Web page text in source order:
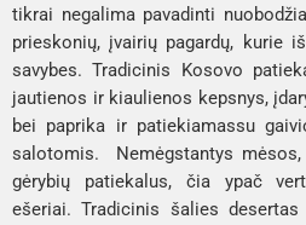
tikrai negalima pavadinti
prieskonių, įvairių pagardų, kurie
savybes. Tradicinis Kosovo
jautienos ir kiaulienos kepsnys,
bei paprika ir patiekiamassu
salotomis. Nemėgstantys
gėrybių patiekalus, čia ypač
ešeriai. Tradicinis šalies